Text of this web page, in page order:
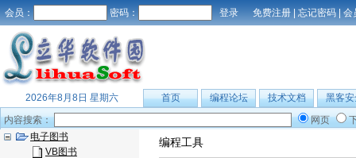
会员： 密码： 免费注册 | 忘记密码 | 会
2026年8月8日 星期六 首页 编程论坛 技术文档
黑客安
内容搜索：
网页
电子图书
VB图书
编程工具